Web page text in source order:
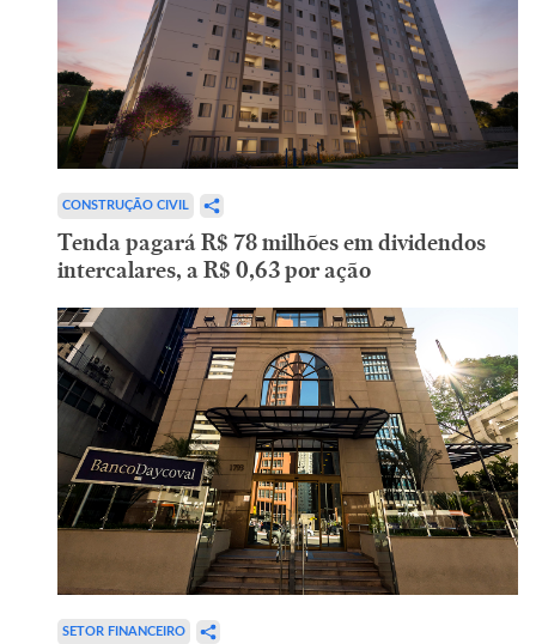
CONSTRUÇÃO CIVIL
Tenda pagará R$ 78 milhões em dividendos
intercalares, a R$ 0,63 por ação
SETOR FINANCEIRO